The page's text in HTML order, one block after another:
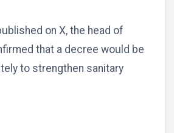
on X, the head of
that a decree would be
to strengthen sanitary